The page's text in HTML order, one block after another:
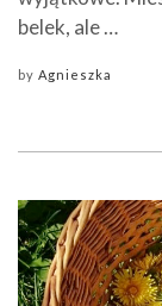
belek, ale …
by Agnieszka